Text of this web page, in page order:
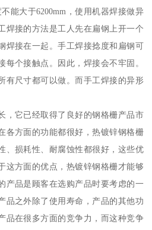
能大于6200mm，使用机器焊接做异
焊接的方法是工人先在扁钢上开一个
焊接在一起。手工焊接捻度和扁钢可
个接触点。因此，焊接会不牢固。
有尺寸都可以做。而手工焊接的异形
，它已经取得了良好的钢格栅产品市
各方面的功能都很好，热镀锌钢格栅
、损耗性、耐腐蚀性都很好，这些优
这方面的优点，热镀锌钢格栅才能够
产品是顾客在选购产品时要考虑的一
品之外除了使用寿命，产品的其他功
品在很多方面的竞争力，而这种竞争